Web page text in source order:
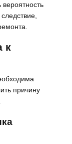
вероятность
к
причину